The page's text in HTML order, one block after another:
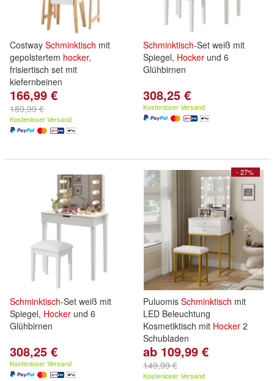
Costway Schminktisch mit
gepolstertem hocker,
frisiertisch set mit
kiefernbeinen
166,99 €
189,99 €
Kostenloser Versand
Schminktisch-Set weiß mit
Spiegel, Hocker und 6
Glühbirnen
308,25 €
Kostenloser Versand
Schminktisch-Set weiß mit
Spiegel, Hocker und 6
Glühbirnen
308,25 €
Kostenloser Versand
- 27%
Puluomis Schminktisch mit
LED Beleuchtung
Kosmetiktisch mit Hocker 2
Schubladen
ab 109,99 €
149,99 €
Kostenloser Versand